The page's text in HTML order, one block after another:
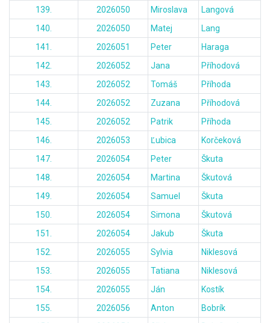
139.
2026050 Miroslava
Langová
140.
2026050 Matej
Lang
141.
2026051 Peter
Haraga
142.
2026052 Jana
Příhodová
143.
2026052 Tomáš
Příhoda
144.
2026052 Zuzana
Příhodová
145.
2026052 Patrik
Příhoda
146.
2026053 Ľubica
Korčeková
147.
2026054 Peter
Škuta
148.
2026054 Martina
Škutová
149.
2026054 Samuel
Škuta
150.
2026054 Simona
Škutová
151.
2026054 Jakub
Škuta
152.
2026055 Sylvia
Niklesová
153.
2026055 Tatiana
Niklesová
154.
2026055 Ján
Kostík
155.
2026056 Anton
Bobrík